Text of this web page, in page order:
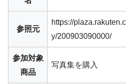
参照元
https://
y/200903090000/
参加対象
商品
写真集を購入